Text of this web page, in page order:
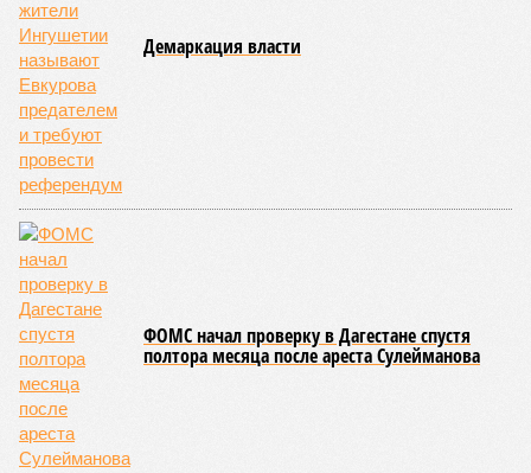
человек и достигло отметки в 11,4 тысячи.
В Чукотском автономном округе число малолетних
нарушителей закона выросло с одного до шести, в
Чеченской Республике, где годом ранее таковых не было
вовсе, теперь зафиксировано восемь случаев, а в
Пензенской области показатель и вовсе подскочил с 39 до
87 человек.
Наибольший абсолютный прирост подростковой
преступности зафиксирован в трёх федеральных округах.
В Северо-Западном федеральном округе количество таких
правонарушителей выросло с 937 до 1,1 тысячи, в
Приволжском – с 2,2 до 2,3 тысячи, а в Центральном – с 1,8
до 2 тысяч человек.
В то же время в Дальневосточном и Уральском
федеральных округах ведомство зафиксировало снижение
показателя – до 1,1 тысячи в каждом из этих